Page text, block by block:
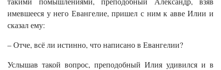
имевшееся у него Евангелие, пришел с ним к авве Илии и
сказал ему:
– Отче, всё ли истинно, что написано в Евангелии?
Услышав такой вопрос, преподобный Илия удивился и в